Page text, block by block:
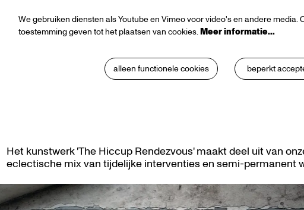
We gebruiken diensten als Youtube en Vimeo voor video's en andere media.
toestemming geven tot het plaatsen van cookies.Meer informatie…
alleen functionele cookies beperkt
Het kunstwerk 'The Hiccup Rendezvous' maakt deel uit van
eclectische mix van tijdelijke interventies en semi-permanent